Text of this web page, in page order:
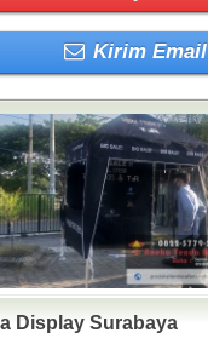
Kirim Email
Display Surabaya